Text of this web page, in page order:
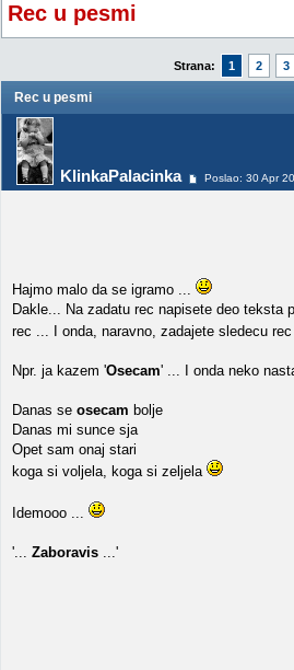
Rec u pesmi
Strana: 1 2 3
Rec u pesmi
KlinkaPalacinka Poslao: 30 Apr
Hajmo malo da se igramo ...
Dakle... Na zadatu rec napisete deo teksta
rec ... I onda, naravno, zadajete sledecu rec
Npr. ja kazem 'Osecam' ... I onda neko
Danas se osecam bolje
Danas mi sunce sja
Opet sam onaj stari
koga si voljela, koga si zeljela
Idemooo ...
'... Zaboravis ...'